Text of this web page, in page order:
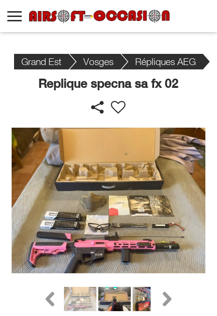
Grand Est Vosges Répliques AEG
Replique specna sa fx 02